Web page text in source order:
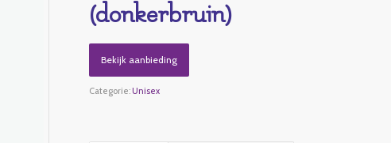
(donkerbruin)
Bekijk aanbieding
Categorie: Unisex